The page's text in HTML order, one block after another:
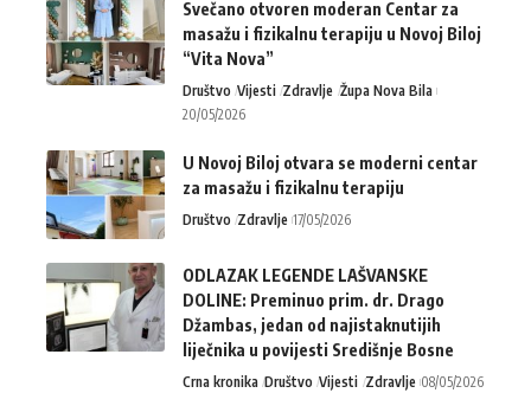
Svečano otvoren moderan Centar za
masažu i fizikalnu terapiju u Novoj Biloj
“Vita Nova”
Društvo Vijesti Zdravlje Župa Nova Bila
20/05/2026
U Novoj Biloj otvara se moderni centar
za masažu i fizikalnu terapiju
Društvo Zdravlje 17/05/2026
ODLAZAK LEGENDE LAŠVANSKE
DOLINE: Preminuo prim. dr. Drago
Džambas, jedan od najistaknutijih
liječnika u povijesti Središnje Bosne
Crna kronika Društvo Vijesti Zdravlje 08/05/2026